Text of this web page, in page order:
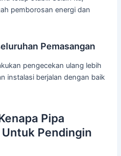
pemborosan energi dan
Pemasangan
pengecekan ulang lebih
instalasi berjalan dengan baik
Pipa
Pendingin